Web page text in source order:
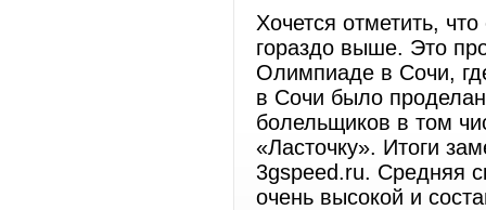
Хочется отметить,
гораздо выше. Это
Олимпиаде в Сочи,
в Сочи было
болельщиков в том
«Ласточку». Итоги
3gspeed.ru. Средняя
очень высокой и